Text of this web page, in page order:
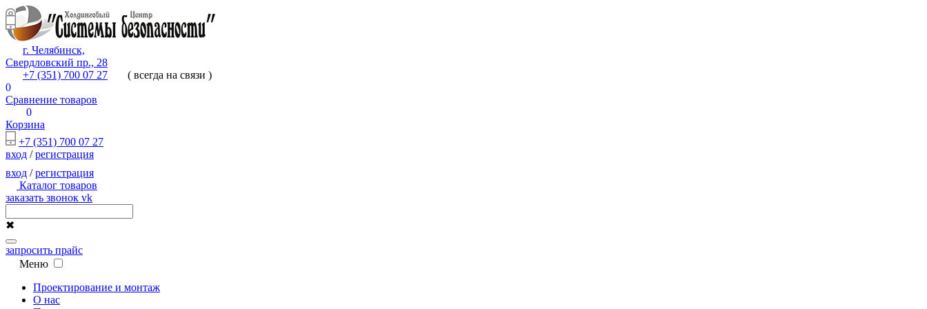
г. Челябинск,
Свердловский пр., 28
+7 (351) 700 07 27
( всегда на связи )
0
Сравнение товаров
0
Корзина
+7 (351) 700 07 27
вход /регистрация
вход /регистрация
Каталог товаров
заказать звонок vk
✖
запросить прайс
Меню
Проектирование и монтаж
О нас